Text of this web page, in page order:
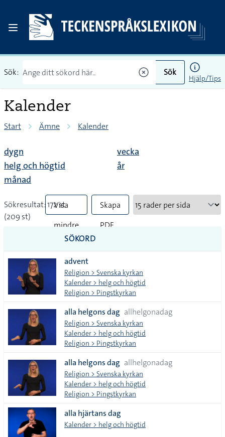
Sök: Sök
Hjälp/Tips
Kalender
Start Ämne Kalender
dygn
helg och högtid
månad
vecka
år
Sökresultat: 172 st
(209 st)
Visa
mindre
tecken
Skapa
PDF
SÖKORD
advent
Religion > Svenska kyrkan
Kalender > helg och högtid
Religion > Pingstkyrkan
alla helgons dag allhelgonadag
Religion > Svenska kyrkan
Kalender > helg och högtid
Religion > Pingstkyrkan
alla helgons dag allhelgonadag
Religion > Svenska kyrkan
Kalender > helg och högtid
Religion > Pingstkyrkan
alla hjärtans dag
Kalender > helg och högtid